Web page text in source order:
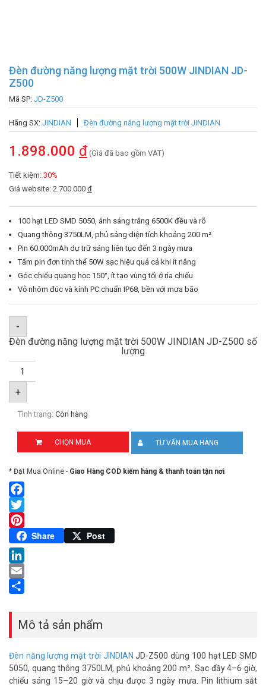
Đèn đường năng lượng mặt trời 500W JINDIAN JD-
Z500
Mã SP: JD-Z500
Hãng SX: JINDIAN Đèn đường năng lượng mặt trời JINDIAN
1.898.000 đ (Giá đã bao gồm VAT)
Tiết kiệm: 30%
Giá website: 2.700.000 đ
100 hạt LED SMD 5050, ánh sáng trắng 6500K đều và rõ
Quang thông 3750LM, phủ sáng diện tích khoảng 200 m²
Pin 60.000mAh dự trữ sáng liên tục đến 3 ngày mưa
Tấm pin đơn tinh thể 50W sạc hiệu quả cả khi ít nắng
Góc chiếu quang học 150°, ít tạo vùng tối ở rìa chiếu
Vỏ nhôm đúc và kính PC chuẩn IP68, bền với mưa bão
-
Đèn đường năng lượng mặt trời 500W JINDIAN JD-Z500 số
lượng
+
Tình trạng: Còn hàng
CHỌN MUA TƯ VẤN MUA HÀNG
* Đặt Mua Online - Giao Hàng COD kiểm hàng & thanh toán tận nơi
Facebook
Twitter
Pinterest
Share Post
LinkedIn
Email
Mô tả sản phẩm
Đèn năng lượng mặt trời JINDIAN JD-Z500 dùng 100 hạt LED SMD
5050, quang thông 3750LM, phủ khoảng 200 m². Sạc đầy 4–6 giờ,
chiếu sáng 15–20 giờ và chịu được 3 ngày mưa. Pin lithium sắt